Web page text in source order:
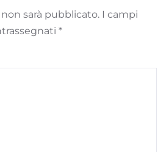
sarà pubblicato. I campi
*